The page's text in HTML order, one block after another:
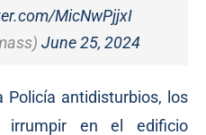
MicNwPjjxI
June 25, 2024
antidisturbios, los
irrumpir en el edificio